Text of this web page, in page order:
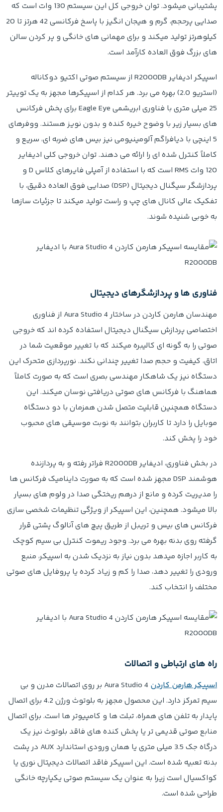
پشتیبانی میشود. توان خروجی کل این سیستم 130 وات است که
صدایی پرحجم، گرم و هیجان انگیز با پاسخ فرکانسی 42 هرتز تا 20
کیلوهرتز تولید میکند و برای مهمانی های خانگی و پر کردن سالن
های بزرگ فوق العاده کارآمد است.
اسپیکر ادیفایر R2000DB از سیستم صوتی اکتیو دوکاناله
(استریو 2.0) بهره می برد. هر کدام از اسپیکرها مجهز به یک توییتر
25 میلی متری با فناوری ابریشمی Eagle Eye برای پخش فرکانس
های بسیار زیر با وضوح خیره کنده و بدون نویز هستند. ووفرهای
5 اینچی با دیافراگم آلومینیومی نیز بیس های ضربه ای، سریع و
کاملاً کنترل شده ای را ارائه می دهند. توان خروجی کلی ادیفایر
120 وات RMS است که با استفاده از آمپلی فایرهای کلاس D و
پردازشگر سیگنال دیجیتال (DSP) صدایی فوق العاده دقیق، با
تفکیک عالی کانال های چپ و راست تولید میکند تا جزئیات سازها
به خوبی شنیده شوند.
فناوری ها و پردازشگرهای دیجیتال
مهندسان هارمن کاردن در ساختار Aura Studio 4 از فناوری
اختصاصی پردازش سیگنال دیجیتال استفاده کرده اند که خروجی
صوتی را به گونه ای کالیبره میکند که با تغییر موقعیت شما در
اتاق، کیفیت و حجم صدا تغییر چندانی نکند. نورپردازی متحرک این
دستگاه نیز یک شاهکار مهندسی بصری است که به صورت کاملاً
هماهنگ با فرکانس های صوتی دریافتی نوسان میکند. این
دستگاه همچنین قابلیت متصل شدن همزمان با دو دستگاه
موبایل را دارد تا کاربران بتوانند به نوبت موسیقی های محبوب
خود را پخش کند.
در بخش فناوری، ادیفایر R2000DB فراتر رفته و به پردازنده
هوشمند DSP مجهز شده است که به صورت داینامیک فرکانس ها
را مدیریت کرده و مانع از درهم ریختگی صدا در ولوم های بسیار
بالا میشود. همچنین، این اسپیکر از ویژگی تنظیمات شخصی سازی
فرکانس های بیس و تریبل از طریق پیچ های آنالوگ پشتی قرار
گرفته روی بدنه بهره می برد. وجود ریموت کنترل بی سیم کوچک
به کاربر اجازه میدهد بدون نیاز به نزدیک شدن به اسپیکر، منبع
ورودی را تغییر دهد، صدا را کم و زیاد کرده یا پروفایل های صوتی
مختلف را انتخاب کند.
راه های ارتباطی و اتصالات
اسپیکر هارمن کاردن
Aura Studio 4 بر روی اتصالات مدرن و بی
سیم تمرکز دارد. این محصول مجهز به بلوتوث ورژن 4.2 برای اتصال
پایدار به تلفن های همراه، تبلت ها و کامپیوتر ها است. برای اتصال
منابع صوتی قدیمی تر یا پخش کنده های فاقد بلوتوث نیز یک
درگاه جک 3.5 میلی متری یا همان ورودی استاندارد AUX در پشت
بدنه تعبیه شده است. این اسپیکر فاقد اتصالات دیجیتال نوری یا
کواکسیال است زیرا به عنوان یک سیستم صوتی یکپارچه خانگی
طراحی شده است.